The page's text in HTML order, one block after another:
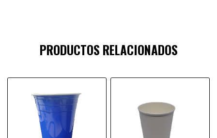
PRODUCTOS RELACIONADOS